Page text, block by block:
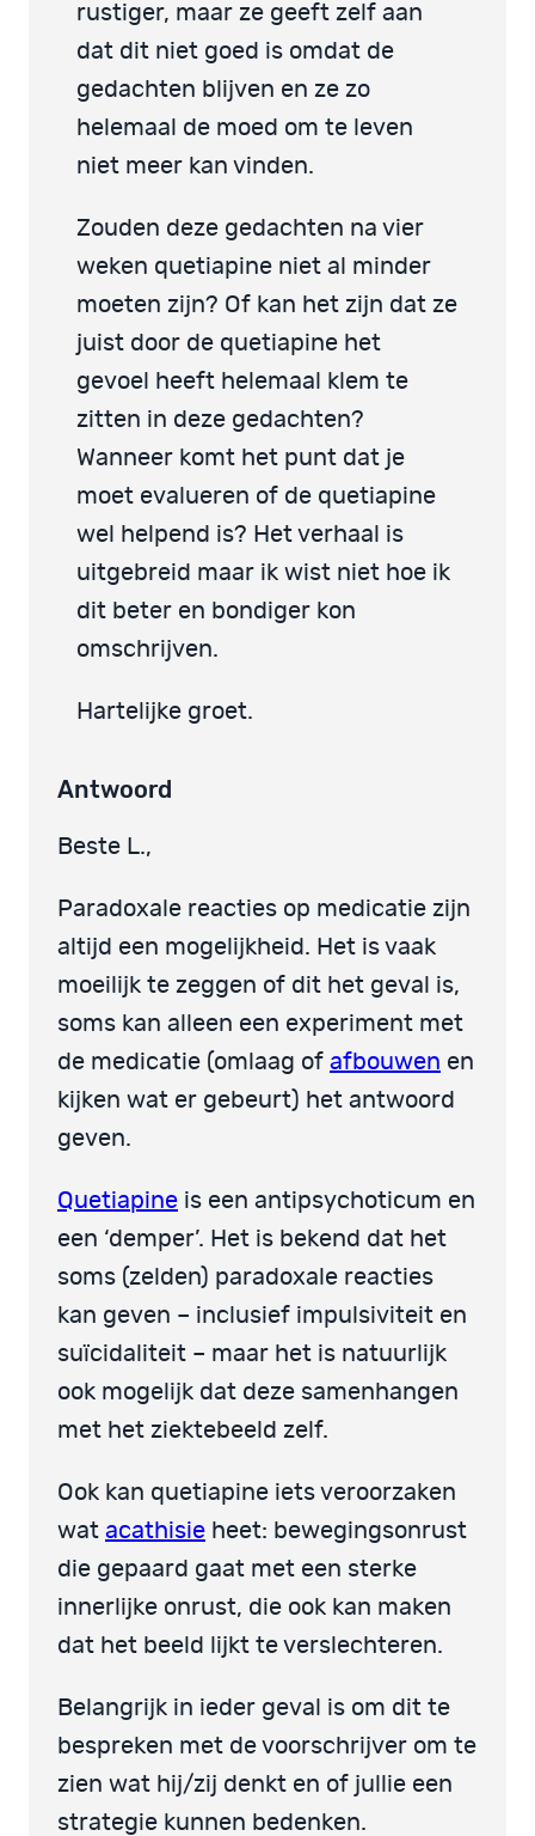
rustiger, maar ze geeft zelf aan
dat dit niet goed is omdat de
gedachten blijven en ze zo
helemaal de moed om te leven
niet meer kan vinden.
Zouden deze gedachten na vier
weken quetiapine niet al minder
moeten zijn? Of kan het zijn dat ze
juist door de quetiapine het
gevoel heeft helemaal klem te
zitten in deze gedachten?
Wanneer komt het punt dat je
moet evalueren of de quetiapine
wel helpend is? Het verhaal is
uitgebreid maar ik wist niet hoe ik
dit beter en bondiger kon
omschrijven.
Hartelijke groet.
Antwoord
Beste L.,
Paradoxale reacties op medicatie zijn
altijd een mogelijkheid. Het is vaak
moeilijk te zeggen of dit het geval is,
soms kan alleen een experiment met
de medicatie (omlaag of afbouwen en
kijken wat er gebeurt) het antwoord
geven.
Quetiapine is een antipsychoticum en
een ‘demper’. Het is bekend dat het
soms (zelden) paradoxale reacties
kan geven – inclusief impulsiviteit en
suïcidaliteit – maar het is natuurlijk
ook mogelijk dat deze samenhangen
met het ziektebeeld zelf.
Ook kan quetiapine iets veroorzaken
wat acathisie heet: bewegingsonrust
die gepaard gaat met een sterke
innerlijke onrust, die ook kan maken
dat het beeld lijkt te verslechteren.
Belangrijk in ieder geval is om dit te
bespreken met de voorschrijver om te
zien wat hij/zij denkt en of jullie een
strategie kunnen bedenken.